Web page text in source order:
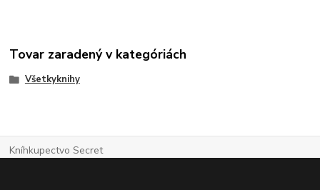
Tovar zaradený v kategóriách
Všetkyknihy
Kníhkupectvo Secret